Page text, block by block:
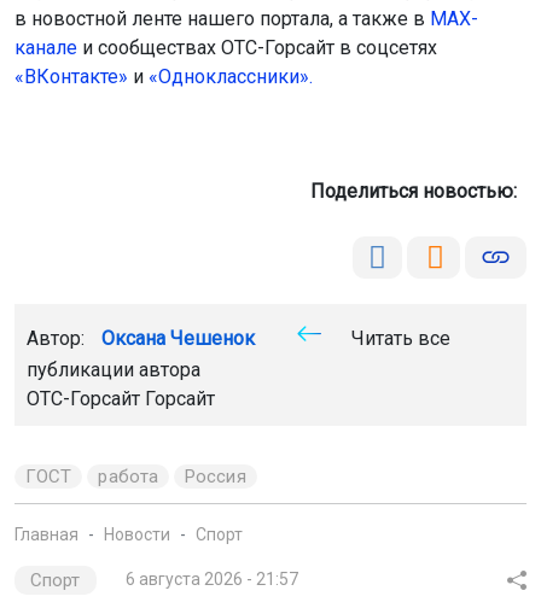
в новостной ленте нашего портала, а также в МАХ-
канале и сообществах ОТС-Горсайт в соцсетях
«ВКонтакте» и «Одноклассники».
Поделиться новостью:
Автор: Оксана Чешенок
Читать все
публикации автора
ОТС-Горсайт Горсайт
ГОСТ работа Россия
Главная Новости Спорт
Спорт 6 августа 2026 - 21:57